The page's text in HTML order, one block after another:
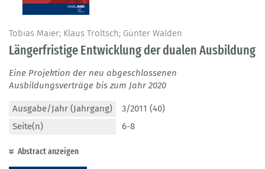
Tobias Maier; Klaus Troltsch; Günter Walden
Längerfristige Entwicklung der dualen Ausbildung
Eine Projektion der neu abgeschlossenen
Ausbildungsverträge bis zum Jahr 2020
Ausgabe/Jahr (Jahrgang)
3/2011 (40)
Seite(n)
6-8
Abstract anzeigen